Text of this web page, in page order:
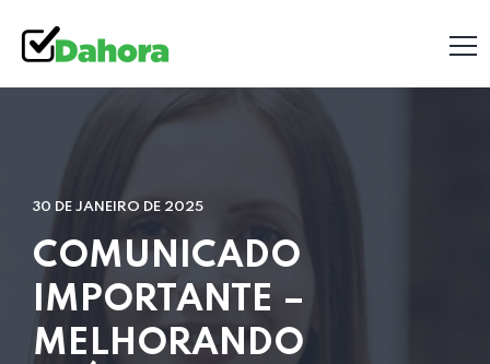
30 DE JANEIRO DE 2025
COMUNICADO
IMPORTANTE –
MELHORANDO